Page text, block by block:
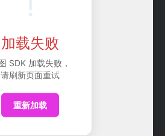
福瑞福瑞福# #Furry# #Fursuit# #兽
会①:595809414
福
加载失败
SDK 加载失败，
请刷新页面重试
重新加载